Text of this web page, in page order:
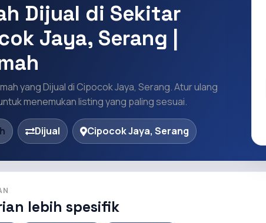
Dijual di Sekitar
Jaya, Serang |
yang Dijual di Cipocok Jaya, Serang. Atur ulang
menemukan listing yang paling sesuai.
Dijual Cipocok Jaya, Serang
lebih spesifik